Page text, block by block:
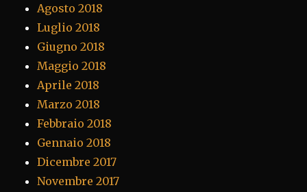
Agosto 2018
Luglio 2018
Giugno 2018
Maggio 2018
Aprile 2018
Marzo 2018
Febbraio 2018
Gennaio 2018
Dicembre 2017
Novembre 2017